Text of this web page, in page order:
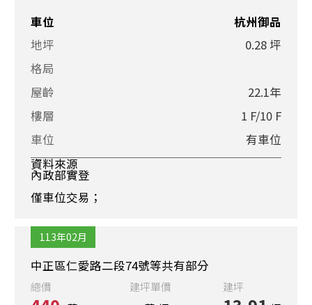
車位
杭州御品
地坪
0.28 坪
格局
屋齡
22.1年
樓層
1 F/10 F
車位
有車位
資料來源
內政部實登
僅車位交易；
113年02月
中正區仁愛路二段74號等共有部分
總價 建坪單價 建坪